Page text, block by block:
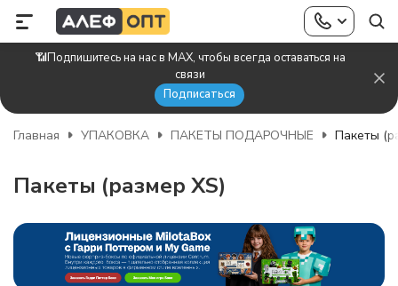
📶Подпишитесь на нас в MAX, чтобы всегда оставаться на
связи
Подписаться
Главная УПАКОВКА ПАКЕТЫ ПОДАРОЧНЫЕ Пакеты
Пакеты (размер XS)